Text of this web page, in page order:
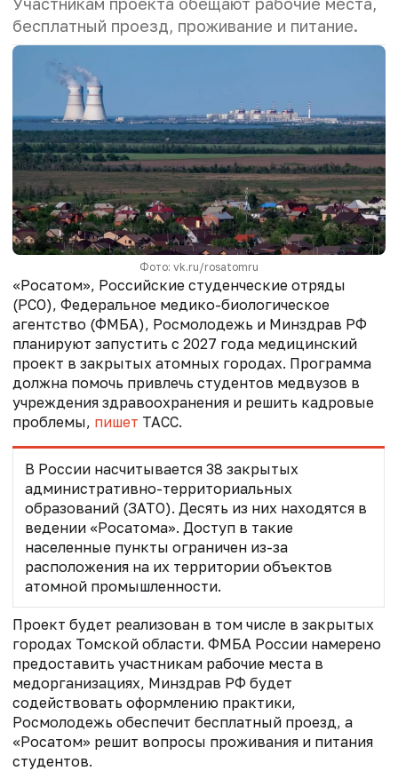
бесплатный проезд, проживание и питание.
Фото: vk.ru/rosatomru
«Росатом», Российские студенческие отряды
(РСО), Федеральное медико-биологическое
агентство (ФМБА), Росмолодежь и Минздрав РФ
планируют запустить с 2027 года медицинский
проект в закрытых атомных городах. Программа
должна помочь привлечь студентов медвузов в
учреждения здравоохранения и решить кадровые
проблемы, пишет ТАСС.
В России насчитывается 38 закрытых
административно-территориальных
образований (ЗАТО). Десять из них находятся в
ведении «Росатома». Доступ в такие
населенные пункты ограничен из-за
расположения на их территории объектов
атомной промышленности.
Проект будет реализован в том числе в закрытых
городах Томской области. ФМБА России намерено
предоставить участникам рабочие места в
медорганизациях, Минздрав РФ будет
содействовать оформлению практики,
Росмолодежь обеспечит бесплатный проезд, а
«Росатом» решит вопросы проживания и питания
студентов.